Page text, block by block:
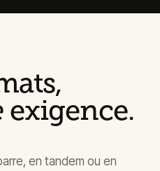
exigence.
en tandem ou en